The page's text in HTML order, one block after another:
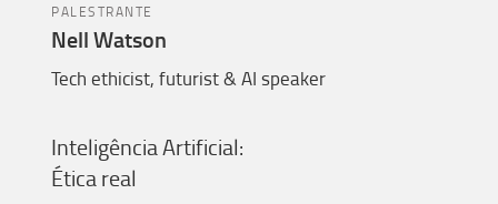
PALESTRANTE
Nell Watson
Tech ethicist, futurist & AI speaker
Inteligência Artificial:
Ética real